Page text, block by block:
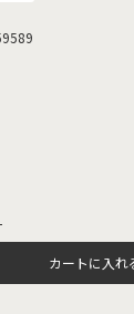
カートに入れ